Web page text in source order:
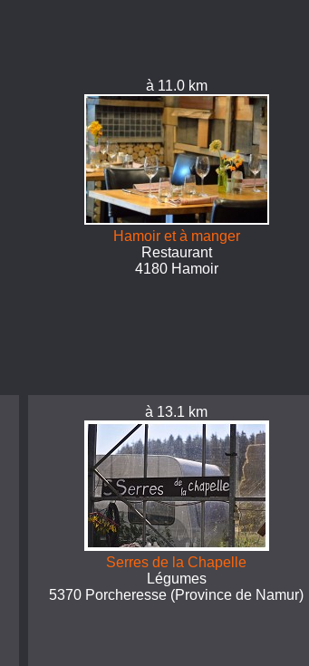
à 11.0 km
Hamoir et à manger
Restaurant
4180 Hamoir
à 13.1 km
Serres de la Chapelle
Légumes
5370 Porcheresse (Province de Namur)